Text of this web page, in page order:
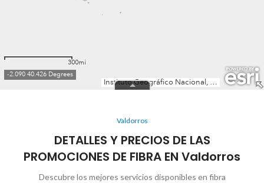
Valdorros
DETALLES Y PRECIOS DE LAS
PROMOCIONES DE FIBRA EN Valdorros
Descubre los mejores servicios disponibles en fibra